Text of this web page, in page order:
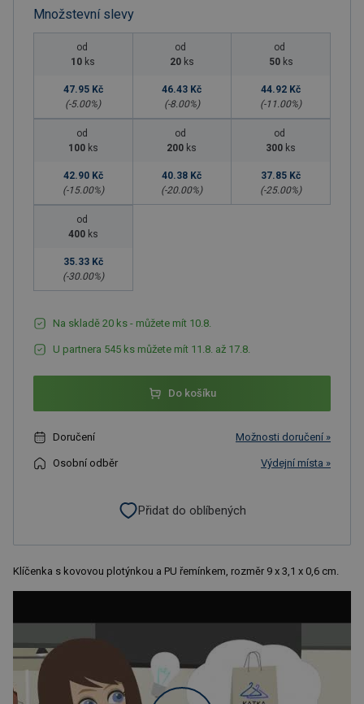
Množstevní slevy
od
10 ks
47.95 Kč
(-5.00%)
od
20 ks
46.43 Kč
(-8.00%)
od
50 ks
44.92 Kč
(-11.00%)
od
100 ks
42.90 Kč
(-15.00%)
od
200 ks
40.38 Kč
(-20.00%)
od
300 ks
37.85 Kč
(-25.00%)
od
400 ks
35.33 Kč
(-30.00%)
Na skladě 20 ks - můžete mít 10.8.
U partnera 545 ks můžete mít 11.8. až 17.8.
Do košíku
Doručení Možnosti doručení »
Osobní odběr Výdejní místa »
Přidat do oblíbených
Klíčenka s kovovou plotýnkou a PU řemínkem, rozměr 9 x 3,1 x 0,6 cm.